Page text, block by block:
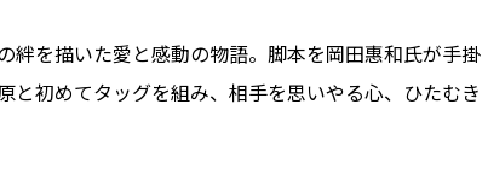
を描いた愛と感動の物語。脚本を岡田惠和氏が手掛
と初めてタッグを組み、相手を思いやる心、ひたむき